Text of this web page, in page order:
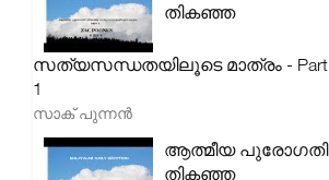
തികഞ്ഞ
സത്യസന്ധതയിലൂടെ മാത്രം - Part
1
സാക് പുന്നൻ
ആത്മീയ പുരോഗതി
തികഞ്ഞ